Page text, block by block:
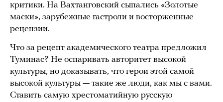
критики. На Вахтанговский сыпались «Золотые
маски», зарубежные гастроли и восторженные
рецензии.
Что за рецепт академического театра предложил
Туминас? Не оспаривать авторитет высокой
культуры, но доказывать, что герои этой самой
высокой культуры — такие же люди, как мы с вами.
Ставить самую хрестоматийную русскую